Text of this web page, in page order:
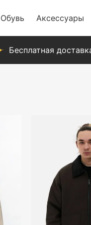
Обувь Аксессуары
Бесплатная